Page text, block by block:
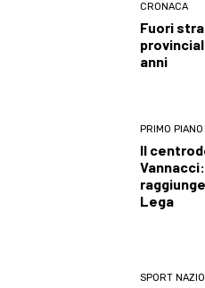
CRONACA
Fuori
anni
PRIMO PIANO
Il
Lega
SPORT